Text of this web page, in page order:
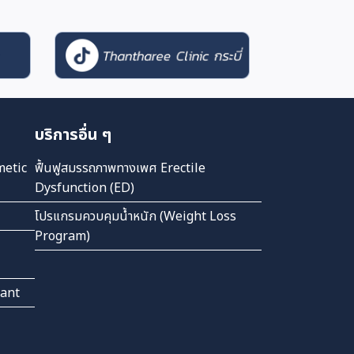
บริการอื่น ๆ
ฟื้นฟูสมรรถภาพทางเพศ Erectile
Dysfunction (ED)
โปรแกรมควบคุมน้ำหนัก (Weight Loss
Program)